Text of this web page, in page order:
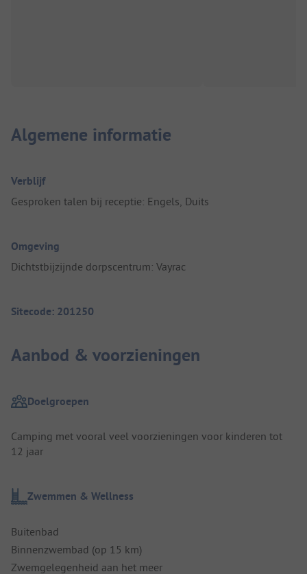
Algemene informatie
Verblijf
Gesproken talen bij receptie: Engels, Duits
Omgeving
Dichtstbijzijnde dorpscentrum: Vayrac
Sitecode: 201250
Aanbod & voorzieningen
Doelgroepen
Camping met vooral veel voorzieningen voor kinderen tot
12 jaar
Zwemmen & Wellness
Buitenbad
Binnenzwembad (op 15 km)
Zwemgelegenheid aan het meer